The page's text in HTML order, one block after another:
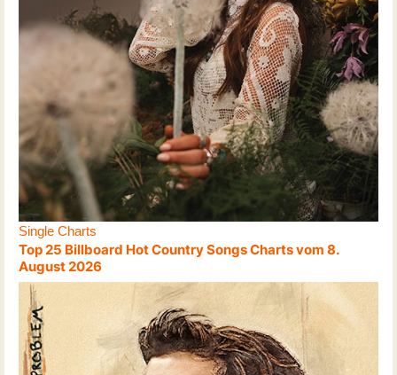
Single Charts
Top 25 Billboard Hot Country Songs Charts vom 8.
August 2026